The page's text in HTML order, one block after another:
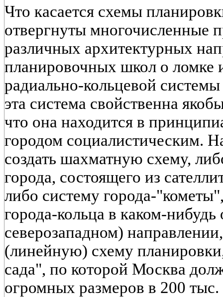
Что касается схемы
отвергнуты многочисленные
различных архитектурных
планировочных школ о ломке
радиально-кольцевой
эта система свойственна
что она находится в
городом социалистическим.
создать шахматную схему,
города, состоящего из
либо систему города-
города-кольца в каком-
северозападном)
(линейную) схему
сада", по которой Москва
огромных размеров в 200 тыс.